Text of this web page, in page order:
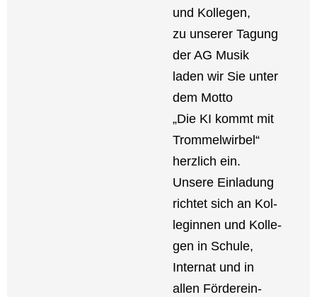
und Kol­le­gen,
zu unse­rer Tagung
der AG Musik
laden wir Sie unter
dem Mot­to
„Die KI kommt mit
Trom­mel­wir­bel“
herz­lich ein.
Unse­re Ein­la­dung
rich­tet sich an Kol­
le­gin­nen und Kol­le­
gen in Schu­le,
Inter­nat und in
allen För­der­ein­